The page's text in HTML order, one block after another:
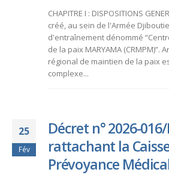
CHAPITRE I : DISPOSITIONS
créé, au sein de l'Armée
d'entraînement dénommé
de la paix MARYAMA (CRMPM)”.
régional de maintien de la paix
complexe...
25
Fév
Décret n° 2026-
rattachant la
Prévoyance